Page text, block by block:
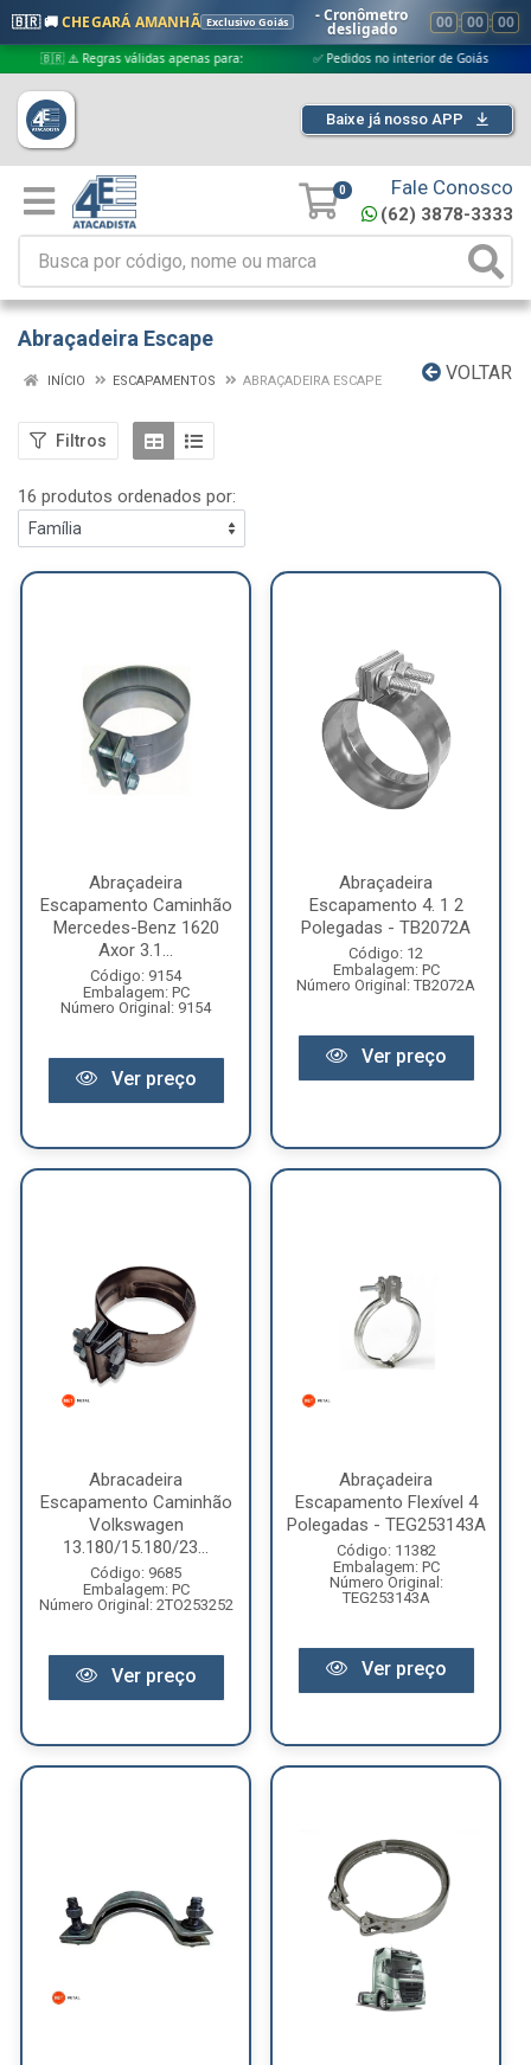
🇧🇷 🚚CHEGARÁ AMANHÃ Exclusivo Goiás - Cronômetro
desligado 00 : 00 : 00
⚠️ Regras válidas apenas para: ✅ Pedidos no interior de Goiás
Baixe já nosso APP
0 Fale Conosco
(62) 3878-3333
Abraçadeira Escape
VOLTAR
INÍCIO ESCAPAMENTOS ABRAÇADEIRA ESCAPE
Filtros
16 produtos ordenados por:
Abraçadeira
Escapamento Caminhão
Mercedes-Benz 1620
Axor 3.1...
Código: 9154
Embalagem: PC
Número Original: 9154
Ver preço
Abraçadeira
Escapamento 4. 1 2
Polegadas - TB2072A
Código: 12
Embalagem: PC
Número Original: TB2072A
Ver preço
Abracadeira
Escapamento Caminhão
Volkswagen
13.180/15.180/23...
Código: 9685
Embalagem: PC
Número Original: 2TO253252
Ver preço
Abraçadeira
Escapamento Flexível 4
Polegadas - TEG253143A
Código: 11382
Embalagem: PC
Número Original:
TEG253143A
Ver preço